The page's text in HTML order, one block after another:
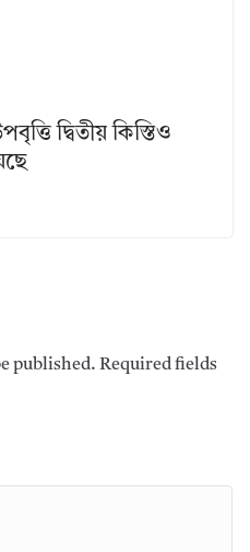
দ্বিতীয় কিস্তিও
published. Required fields